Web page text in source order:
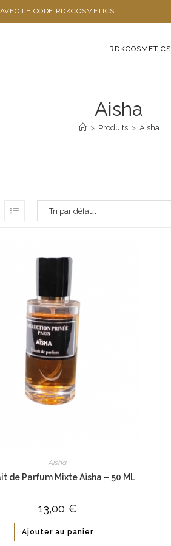
LE CODE RDKCOSMETICS
RDKCOSMETICS
Aisha
> Produits > Aisha
Aisha
de Parfum Mixte Aïsha – 50 ML
13,00 €
Ajouter au panier